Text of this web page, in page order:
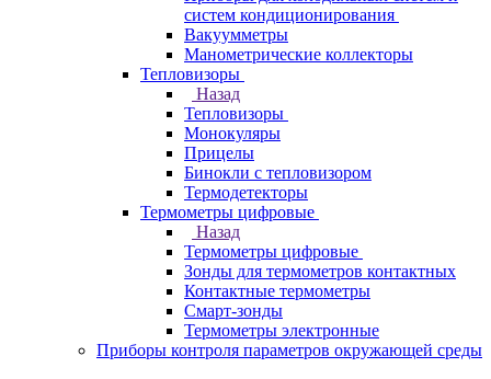
систем кондиционирования
Вакуумметры
Манометрические коллекторы
Тепловизоры
Назад
Тепловизоры
Монокуляры
Прицелы
Бинокли с тепловизором
Термодетекторы
Термометры цифровые
Назад
Термометры цифровые
Зонды для термометров контактных
Контактные термометры
Смарт-зонды
Термометры электронные
Приборы контроля параметров окружающей среды